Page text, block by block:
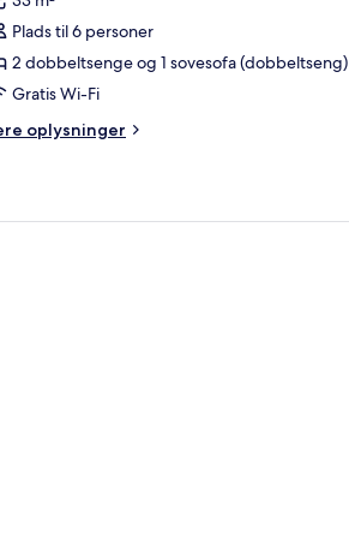
Plads til 6 personer
2 dobbeltsenge og 1 sovesofa (dobbeltseng)
Gratis Wi-Fi
oplysninger
skrivebord